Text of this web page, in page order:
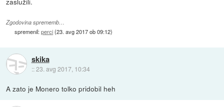
Zgodovina sprememb…
spremenil:perci(23. avg 2017 ob 09:12)
skika
::23. avg 2017, 10:34
A zato je Monero tolko pridobil heh